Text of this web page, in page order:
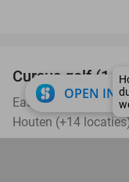
Cursus golf (1
Easy Golf
Houten (+14
OPEN IN